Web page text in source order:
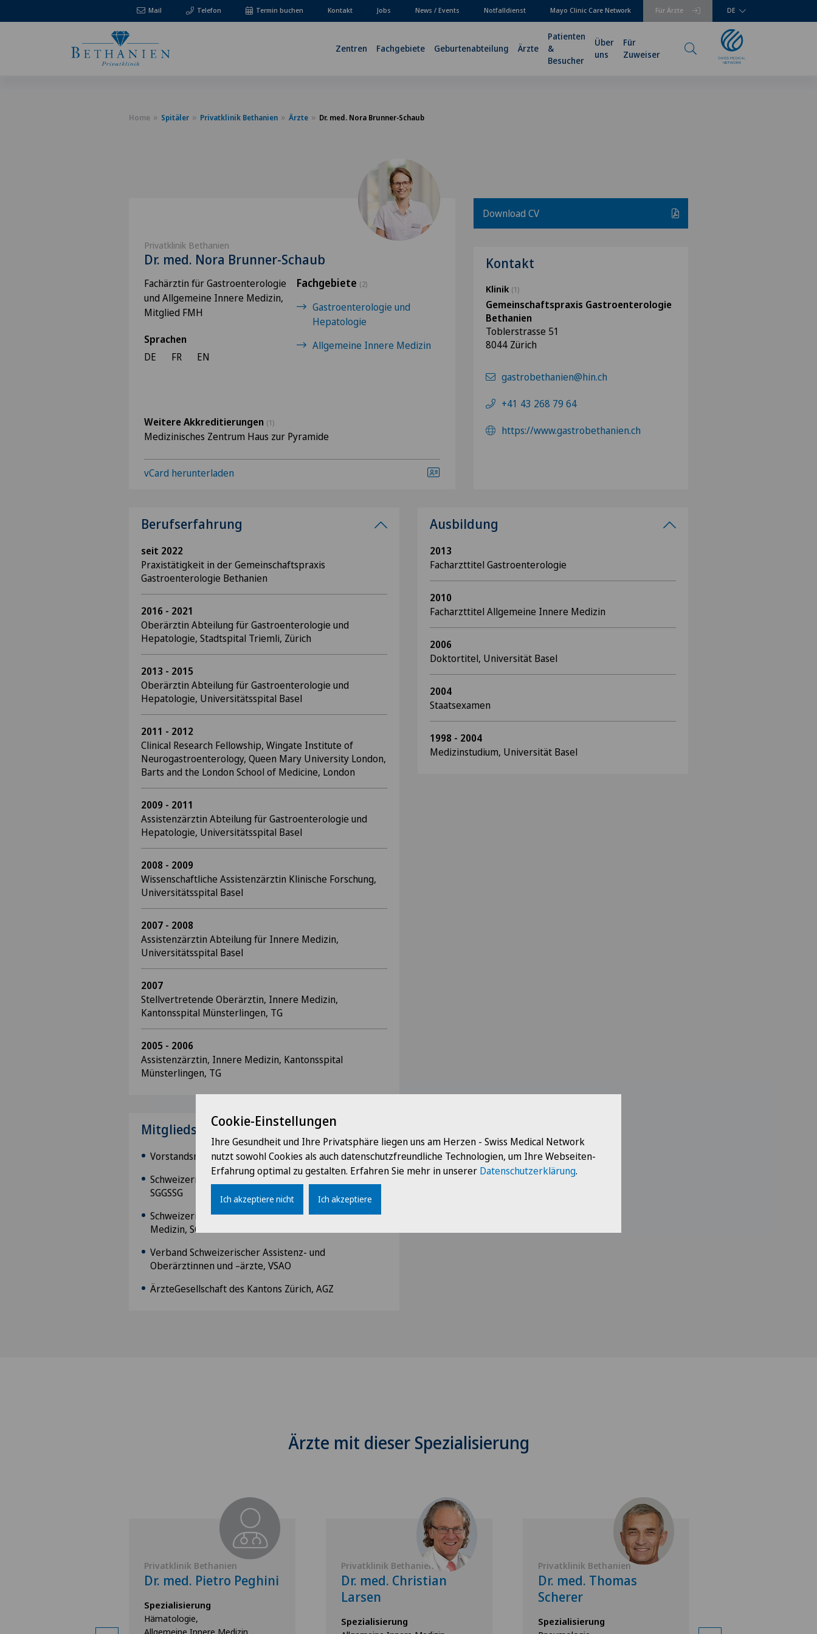
Mail Telefon Für Ärzte
Termin buchen Kontakt Jobs News / Events Notfalldienst Mayo Clinic Care Network DE
Zentren Fachgebiete Geburtenabteilung Ärzte
Patienten
&
Besucher
Über
uns
Für
Zuweiser
Home Spitäler Privatklinik Bethanien Ärzte Dr. med. Nora Brunner-Schaub
Privatklinik Bethanien
Dr. med. Nora Brunner-Schaub
Fachärztin für Gastroenterologie
und Allgemeine Innere Medizin,
Mitglied FMH
Sprachen
DE
FR EN
Fachgebiete (2)
Gastroenterologie und
Hepatologie
Allgemeine Innere Medizin
Weitere Akkreditierungen (1)
Medizinisches Zentrum Haus zur Pyramide
vCard herunterladen
Download CV
Kontakt
Klinik (1)
Gemeinschaftspraxis Gastroenterologie
Bethanien
Toblerstrasse 51
8044 Zürich
gastrobethanien@hin.ch
+41 43 268 79 64
https://www.gastrobethanien.ch
Berufserfahrung
seit 2022
Praxistätigkeit in der Gemeinschaftspraxis
Gastroenterologie Bethanien
2016 - 2021
Oberärztin Abteilung für Gastroenterologie und
Hepatologie, Stadtspital Triemli, Zürich
2013 - 2015
Oberärztin Abteilung für Gastroenterologie und
Hepatologie, Universitätsspital Basel
2011 - 2012
Clinical Research Fellowship, Wingate Institute of
Neurogastroenterology, Queen Mary University London,
Barts and the London School of Medicine, London
2009 - 2011
Assistenzärztin Abteilung für Gastroenterologie und
Hepatologie, Universitätsspital Basel
2008 - 2009
Wissenschaftliche Assistenzärztin Klinische Forschung,
Universitätsspital Basel
2007 - 2008
Assistenzärztin Abteilung für Innere Medizin,
Universitätsspital Basel
2007
Stellvertretende Oberärztin, Innere Medizin,
Kantonsspital Münsterlingen, TG
2005 - 2006
Assistenzärztin, Innere Medizin, Kantonsspital
Münsterlingen, TG
Mitgliedschaften
Vorstandsmitglied der Magendarmliga Schweiz
Schweizerische Gesellschaft für Gastroenterologie,
SGGSSG
Schweizerische Gesellschaft für Ultraschall in der
Medizin, SGUM
Verband Schweizerischer Assistenz- und
Oberärztinnen und –ärzte, VSAO
ÄrzteGesellschaft des Kantons Zürich, AGZ
Ausbildung
2013
Facharzttitel Gastroenterologie
2010
Facharzttitel Allgemeine Innere Medizin
2006
Doktortitel, Universität Basel
2004
Staatsexamen
1998 - 2004
Medizinstudium, Universität Basel
Ärzte mit dieser Spezialisierung
Privatklinik Bethanien
Dr. med. Pietro Peghini
Spezialisierung
Hämatologie,
Allgemeine Innere Medizin
Privatklinik Bethanien
Dr. med. Christian
Larsen
Spezialisierung
Privatklinik Bethanien
Dr. med. Thomas
Scherer
Spezialisierung
Cookie-Einstellungen
Ihre Gesundheit und Ihre Privatsphäre liegen uns am Herzen - Swiss Medical Network
nutzt sowohl Cookies als auch datenschutzfreundliche Technologien, um Ihre Webseiten-
Erfahrung optimal zu gestalten. Erfahren Sie mehr in unserer Datenschutzerklärung.
Ich akzeptiere nicht Ich akzeptiere